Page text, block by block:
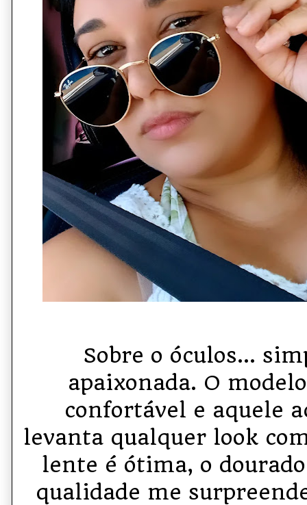
Sobre o óculos…
apaixonada. O
confortável e aquele
levanta qualquer look
lente é ótima, o
qualidade me